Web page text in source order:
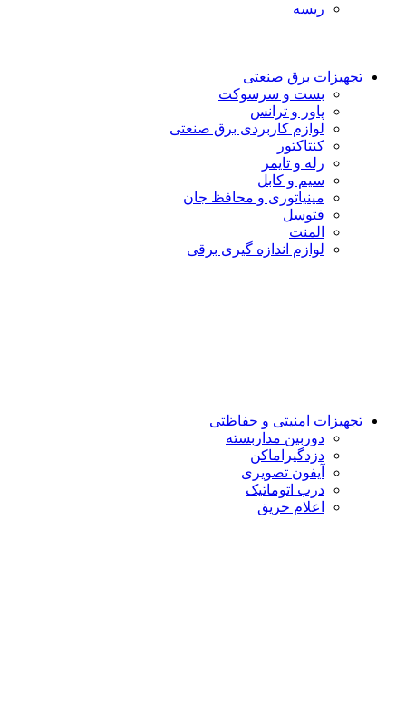
ریسه
تجهیزات برق صنعتی
بست و سرسوكت
پاور و ترانس
لوازم کاربردی برق صنعتی
کنتاکتور
رله و تایمر
سیم و کابل
مینیاتوری و محافظ جان
فتوسل
المنت
لوازم اندازه گيرى برقى
تجهیزات امنیتى و حفاظتی
دوربین مداربسته
دزدگیراماکن
آیفون تصویری
درب اتوماتیک
اعلام حریق